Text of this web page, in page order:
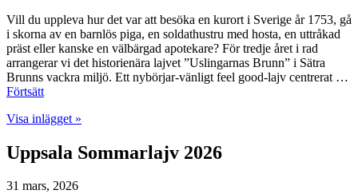
Vill du uppleva hur det var att besöka en kurort i Sverige år 1753, gå
i skorna av en barnlös piga, en soldathustru med hosta, en uttråkad
präst eller kanske en välbärgad apotekare? För tredje året i rad
arrangerar vi det historienära lajvet ”Uslingarnas Brunn” i Sätra
Brunns vackra miljö. Ett nybörjar-vänligt feel good-lajv centrerat …
Förtsätt
Visa inlägget »
Uppsala Sommarlajv 2026
31 mars, 2026